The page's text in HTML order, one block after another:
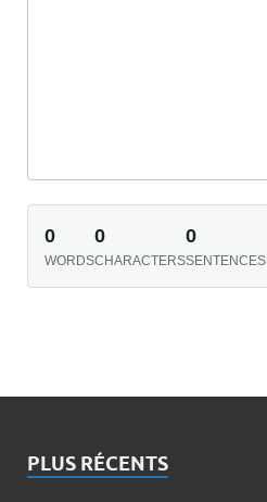
0
WORDS
0
CHARACTERS
0
SENTENCES
PLUS RÉCENTS